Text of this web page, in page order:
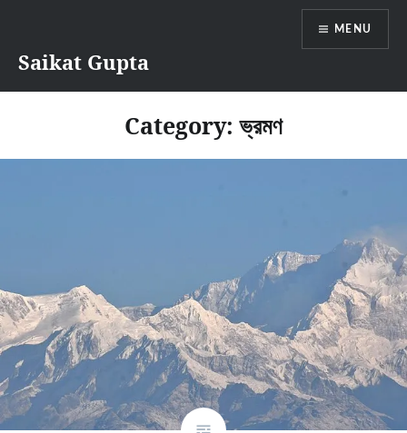
content
Saikat Gupta
MENU
Category:ভ্রমণ